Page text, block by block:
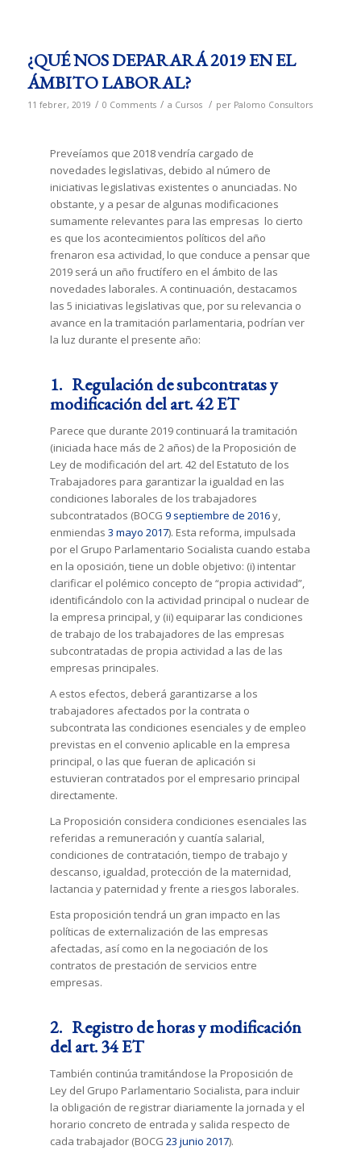
¿QUÉ NOS DEPARARÁ 2019 EN EL
ÁMBITO LABORAL?
11 febrer, 2019 / 0 Comments / a Cursos / per Palomo Consultors
Preveíamos que 2018 vendría cargado de
novedades legislativas, debido al número de
iniciativas legislativas existentes o anunciadas. No
obstante, y a pesar de algunas modificaciones
sumamente relevantes para las empresas lo cierto
es que los acontecimientos políticos del año
frenaron esa actividad, lo que conduce a pensar que
2019 será un año fructífero en el ámbito de las
novedades laborales. A continuación, destacamos
las 5 iniciativas legislativas que, por su relevancia o
avance en la tramitación parlamentaria, podrían ver
la luz durante el presente año:
1. Regulación de subcontratas y
modificación del art. 42 ET
Parece que durante 2019 continuará la tramitación
(iniciada hace más de 2 años) de la Proposición de
Ley de modificación del art. 42 del Estatuto de los
Trabajadores para garantizar la igualdad en las
condiciones laborales de los trabajadores
subcontratados (BOCG9 septiembre de 2016y,
enmiendas3 mayo 2017). Esta reforma, impulsada
por el Grupo Parlamentario Socialista cuando estaba
en la oposición, tiene un doble objetivo: (i) intentar
clarificar el polémico concepto de “propia actividad”,
identificándolo con la actividad principal o nuclear de
la empresa principal, y (ii) equiparar las condiciones
de trabajo de los trabajadores de las empresas
subcontratadas de propia actividad a las de las
empresas principales.
A estos efectos, deberá garantizarse a los
trabajadores afectados por la contrata o
subcontrata las condiciones esenciales y de empleo
previstas en el convenio aplicable en la empresa
principal, o las que fueran de aplicación si
estuvieran contratados por el empresario principal
directamente.
La Proposición considera condiciones esenciales las
referidas a remuneración y cuantía salarial,
condiciones de contratación, tiempo de trabajo y
descanso, igualdad, protección de la maternidad,
lactancia y paternidad y frente a riesgos laborales.
Esta proposición tendrá un gran impacto en las
políticas de externalización de las empresas
afectadas, así como en la negociación de los
contratos de prestación de servicios entre
empresas.
2. Registro de horas y modificación
del art. 34 ET
También continúa tramitándose la Proposición de
Ley del Grupo Parlamentario Socialista, para incluir
la obligación de registrar diariamente la jornada y el
horario concreto de entrada y salida respecto de
cada trabajador (BOCG23 junio 2017).